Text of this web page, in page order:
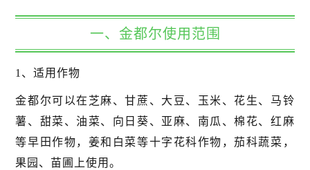
一、金都尔使用范围
1、适用作物
金都尔可以在芝麻、甘蔗、大豆、玉米、花生、马铃
薯、甜菜、油菜、向日葵、亚麻、南瓜、棉花、红麻
等早田作物，姜和白菜等十字花科作物，茄科蔬菜，
果园、苗圃上使用。